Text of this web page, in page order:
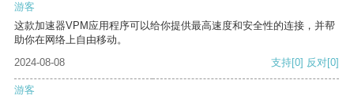
游客
这款加速器VPM应用程序可以给你提供最高速度和安全性的连接，并帮
助你在网络上自由移动。
2024-08-08
支持[0] 反对[0]
游客